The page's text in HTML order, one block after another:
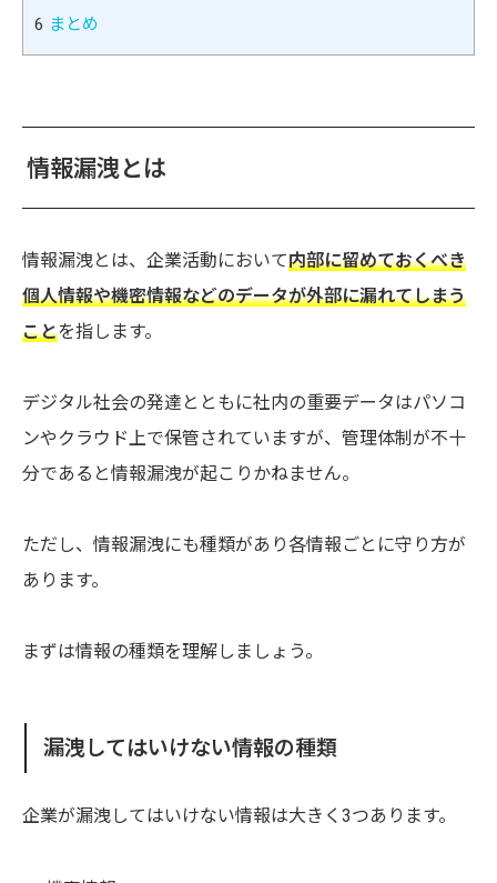
6 まとめ
情報漏洩とは
情報漏洩とは、企業活動において内部に留めておくべき
個人情報や機密情報などのデータが外部に漏れてしまう
ことを指します。
デジタル社会の発達とともに社内の重要データはパソコ
ンやクラウド上で保管されていますが、管理体制が不十
分であると情報漏洩が起こりかねません。
ただし、情報漏洩にも種類があり各情報ごとに守り方が
あります。
まずは情報の種類を理解しましょう。
漏洩してはいけない情報の種類
企業が漏洩してはいけない情報は大きく3つあります。